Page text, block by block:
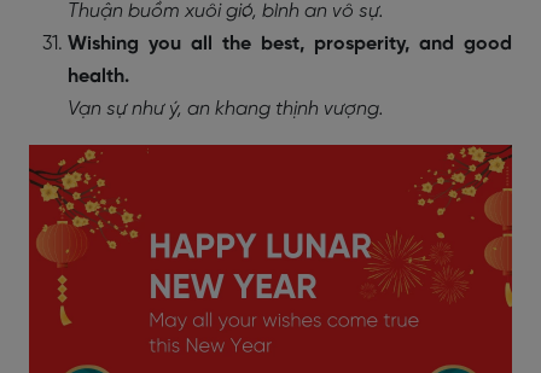
Thuận buồm xuôi gió, bình an vô sự.
Wishing you all the best, prosperity, and good
health.
Vạn sự như ý, an khang thịnh vượng.